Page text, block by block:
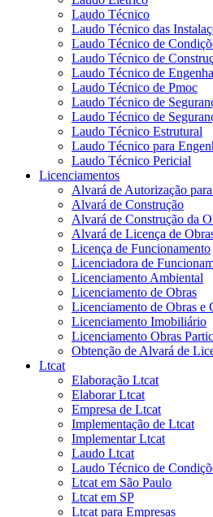
Laudo Técnico
Laudo Técnico das
Laudo Técnico de
Laudo Técnico de
Laudo Técnico de
Laudo Técnico de Pmoc
Laudo Técnico de
Laudo Técnico de
Laudo Técnico Estrutural
Laudo Técnico para
Laudo Técnico Pericial
Licenciamentos
Alvará de Autorização
Alvará de Construção
Alvará de Construção da
Alvará de Licença de
Licença de Funcionamento
Licenciadora de
Licenciamento Ambiental
Licenciamento de Obras
Licenciamento de Obras e
Licenciamento Imobiliário
Licenciamento Obras
Obtenção de Alvará de
Ltcat
Elaboração Ltcat
Elaborar Ltcat
Empresa de Ltcat
Implementação de Ltcat
Implementar Ltcat
Laudo Ltcat
Laudo Técnico de
Ltcat em São Paulo
Ltcat em SP
Ltcat para Empresas